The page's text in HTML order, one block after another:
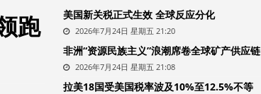
跑
美国新关税正式生效 全球反应分化
2026年7月24日 星期五 21:20
非洲“资源民族主义”浪潮席卷全球矿产供应链
2026年7月24日 星期五 21:08
拉美18国受美国税率波及10%至12.5%不等